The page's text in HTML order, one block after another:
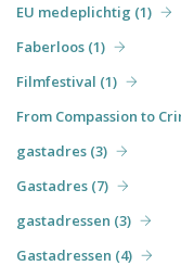
EU medeplichtig (1)
Faberloos (1)
Filmfestival (1)
From Compassion to
gastadres (3)
Gastadres (7)
gastadressen (3)
Gastadressen (4)